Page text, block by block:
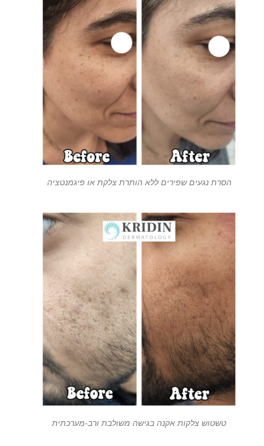
הסרת נגעים שפירים ללא הותרת צלקת או פיגמנטציה
טשטוש צלקות אקנה בגישה משולבת ורב-מערכתית